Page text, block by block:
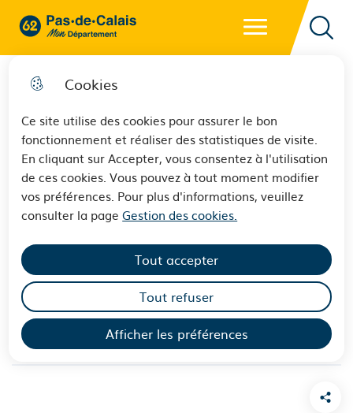
Cookies
Ce site utilise des cookies pour assurer le bon
fonctionnement et réaliser des statistiques de visite.
En cliquant sur Accepter, vous consentez à l'utilisation
de ces cookies. Vous pouvez à tout moment modifier
vos préférences. Pour plus d'informations, veuillez
consulter la pageGestion des cookies.
Afficher les préférences
Tout accepter
Tout refuser
62 - Pas-de-Calais Mon Département - Retour à l'accueil
L’appel à projets "Pas-de-
Calais, mobilité européenne et
internationale" 2026
Publié le 13 février 2026
Europe
Mobilité européenne et internationale
Jeunesse